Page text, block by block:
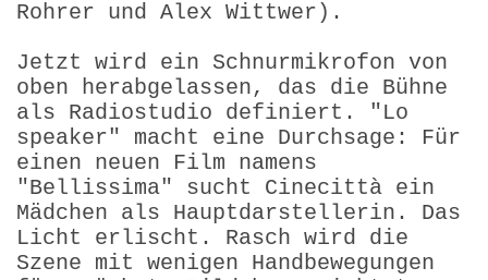
Rohrer und Alex Wittwer).
Jetzt wird ein Schnurmikrofon von
oben herabgelassen, das die Bühne
als Radiostudio definiert. "Lo
speaker" macht eine Durchsage: Für
einen neuen Film namens
"Bellissima" sucht Cinecittà ein
Mädchen als Hauptdarstellerin. Das
Licht erlischt. Rasch wird die
Szene mit wenigen Handbewegungen